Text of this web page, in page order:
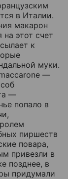
в Италии.
макарон
этот счет
к
муки.
—
—
попало в
пиршеств
повара,
привезли в
позднее, в
придумали